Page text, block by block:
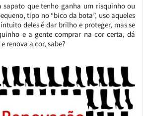
sapato que tenho ganha um risquinho ou
tipo no “bico da bota”, uso aqueles
deles é dar brilho e proteger, mas se
e a gente comprar na cor certa, dá
renova a cor, sabe?